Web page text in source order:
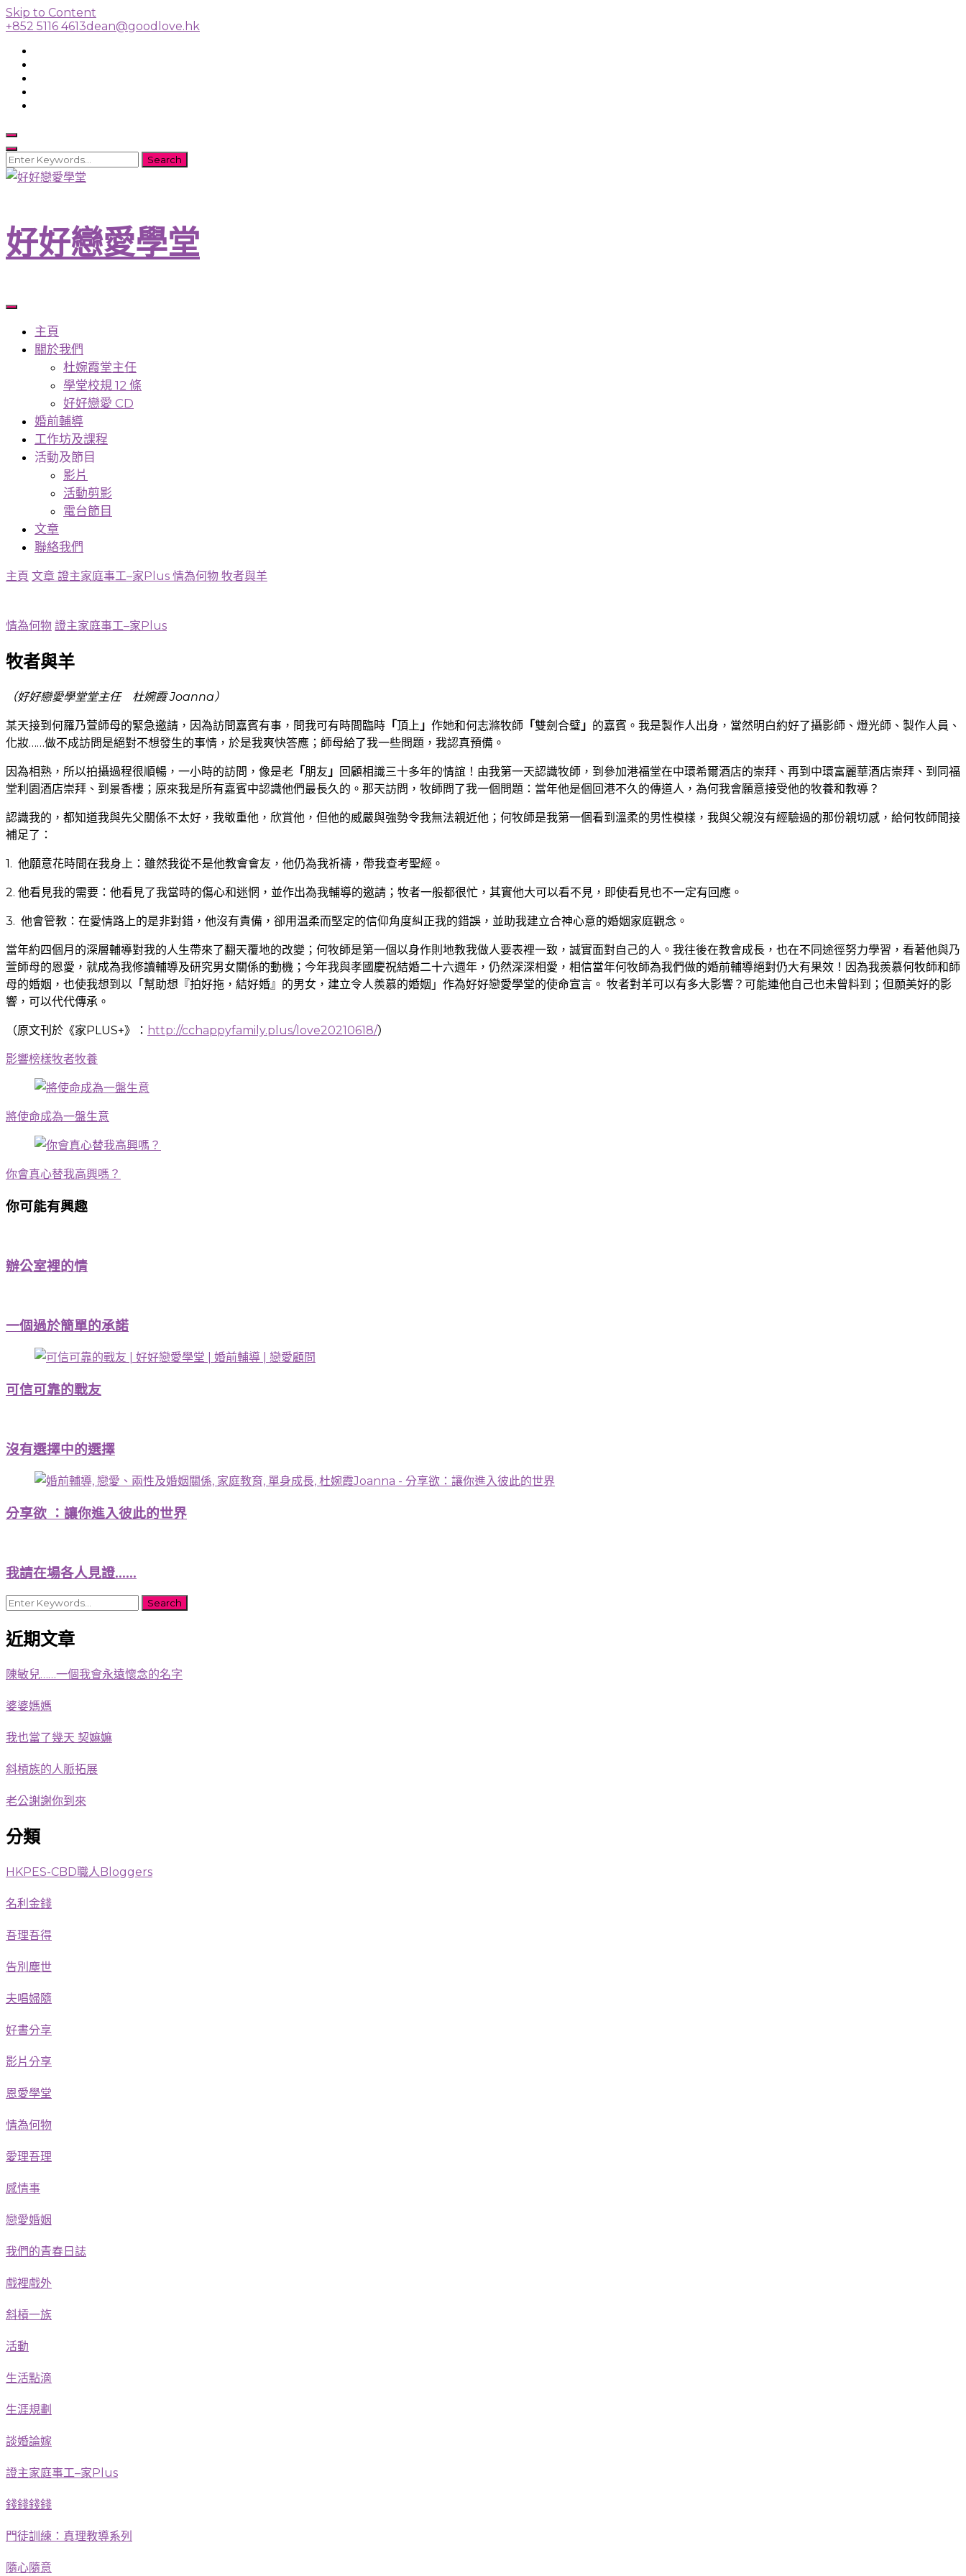
Skip to Content
+852 5116 4613dean@goodlove.hk
Looking
for
好好戀愛學堂
主頁
關於我們
杜婉霞堂主任
學堂校規 12 條
好好戀愛 CD
婚前輔導
工作坊及課程
活動及節目
影片
活動剪影
電台節目
文章
聯絡我們
主頁 文章 證主家庭事工–家Plus 情為何物 牧者與羊
情為何物 證主家庭事工–家Plus
牧者與羊
（好好戀愛學堂堂主任 杜婉霞 Joanna）
某天接到何羅乃萱師母的緊急邀請，因為訪問嘉賓有事，問我可有時間臨時 「頂上 」 作她和何志滌牧師 「雙劍合璧 」 的嘉賓。我是製作人出身，當然明白約好了攝影師、燈光師、製作人員、
化妝……做不成訪問是絕對不想發生的事情，於是我爽快答應；師母給了我一些問題，我認真預備。
因為相熟，所以拍攝過程很順暢，一小時的訪問，像是老 「朋友 」 回顧相識三十多年的情誼！由我第一天認識牧師，到參加港福堂在中環希爾酒店的崇拜、再到中環富麗華酒店崇拜、到同福
堂利園酒店崇拜、到景香樓；原來我是所有嘉賓中認識他們最長久的。那天訪問，牧師問了我一個問題：當年他是個回港不久的傳道人，為何我會願意接受他的牧養和教導？
認識我的，都知道我與先父關係不太好，我敬重他，欣賞他，但他的威嚴與強勢令我無法親近他；何牧師是我第一個看到溫柔的男性模樣，我與父親沒有經驗過的那份親切感，給何牧師間接
補足了：
1. 他願意花時間在我身上：雖然我從不是他教會會友，他仍為我祈禱，帶我查考聖經。
2. 他看見我的需要：他看見了我當時的傷心和迷惘，並作出為我輔導的邀請；牧者一般都很忙，其實他大可以看不見，即使看見也不一定有回應。
3. 他會管教：在愛情路上的是非對錯，他沒有責備，卻用温柔而堅定的信仰角度糾正我的錯誤，並助我建立合神心意的婚姻家庭觀念。
當年約四個月的深層輔導對我的人生帶來了翻天覆地的改變；何牧師是第一個以身作則地教我做人要表裡一致，誠實面對自己的人。我往後在教會成長，也在不同途徑努力學習，看著他與乃
萱師母的恩愛，就成為我修讀輔導及研究男女關係的動機；今年我與孝國慶祝結婚二十六週年，仍然深深相愛，相信當年何牧師為我們做的婚前輔導絕對仍大有果效！因為我羨慕何牧師和師
母的婚姻，也使我想到以「幫助想『拍好拖，結好婚』的男女，建立令人羨慕的婚姻」作為好好戀愛學堂的使命宣言。 牧者對羊可以有多大影響？可能連他自己也未曾料到；但願美好的影
響，可以代代傳承。
（原文刊於《家PLUS+》： http://cchappyfamily.plus/love20210618/）
影響榜樣牧者牧養
Post
Navigation
將使命成為一盤生意
你會真心替我高興嗎？
你可能有興趣
辦公室裡的情
一個過於簡單的承諾
可信可靠的戰友
沒有選擇中的選擇
分享欲 ：讓你進入彼此的世界
我請在場各人見證……
Looking
for
Something?
近期文章
陳敏兒……一個我會永遠懷念的名字
婆婆媽媽
我也當了幾天 契嫲嫲
斜槓族的人脈拓展
老公謝謝你到來
分類
HKPES-CBD職人Bloggers
名利金錢
吾理吾得
告別塵世
夫唱婦隨
好書分享
影片分享
恩愛學堂
情為何物
愛理吾理
感情事
戀愛婚姻
我們的青春日誌
戲裡戲外
斜槓一族
活動
生活點滴
生涯規劃
談婚論嫁
證主家庭事工–家Plus
錢錢錢錢
門徒訓練：真理教導系列
隨心隨意